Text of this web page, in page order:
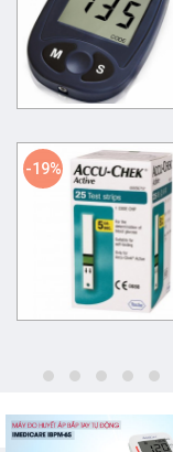
-19%